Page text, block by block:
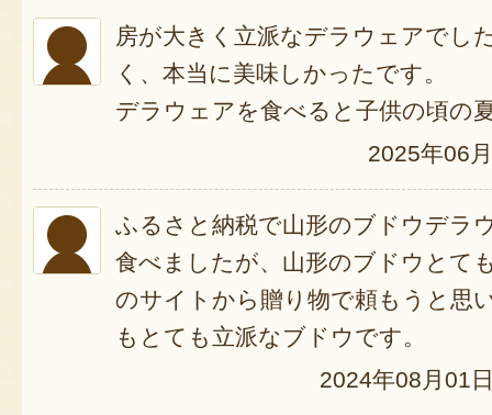
房が大きく立派なデラウェアでし
く、本当に美味しかったです。
デラウェアを食べると子供の頃の
2025年06
ふるさと納税で山形のブドウデラ
食べましたが、山形のブドウとて
のサイトから贈り物で頼もうと思
もとても立派なブドウです。
2024年08月01